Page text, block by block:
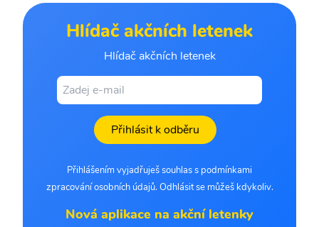
Hlídač akčních letenek
Hlídač akčních letenek
Přihlásit k odběru
Přihlášením vyjadřuješ souhlas s podmínkami
zpracování osobních údajů. Odhlásit se můžeš kdykoliv.
Nová aplikace na akční letenky